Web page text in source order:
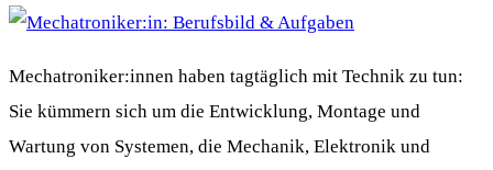
Mechatroniker:innen haben tagtäglich mit Technik zu tun:
Sie kümmern sich um die Entwicklung, Montage und
Wartung von Systemen, die Mechanik, Elektronik und